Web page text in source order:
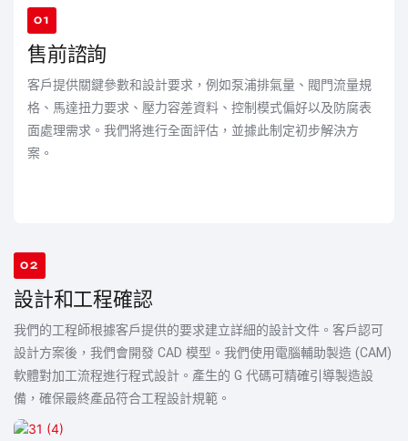
01
售前諮詢
客戶提供關鍵參數和設計要求，例如泵浦排氣量、閥門流量規
格、馬達扭力要求、壓力容差資料、控制模式偏好以及防腐表
面處理需求。我們將進行全面評估，並據此制定初步解決方
案。
02
設計和工程確認
我們的工程師根據客戶提供的要求建立詳細的設計文件。客戶認可
設計方案後，我們會開發 CAD 模型。我們使用電腦輔助製造 (CAM)
軟體對加工流程進行程式設計。產生的 G 代碼可精確引導製造設
備，確保最終產品符合工程設計規範。